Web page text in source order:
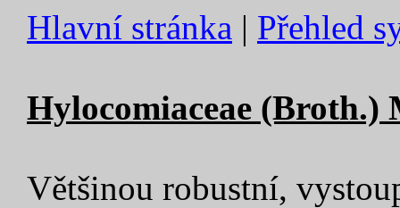
Hlavní stránka | Přehled
Hylocomiaceae
Většinou robustní,